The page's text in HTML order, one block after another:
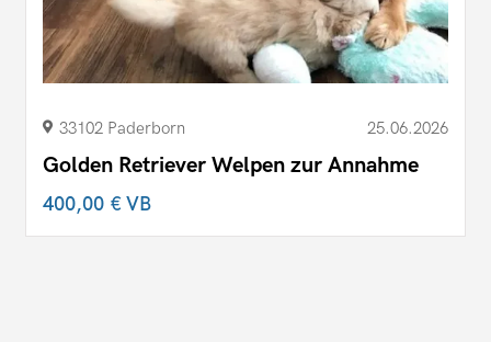
33102 Paderborn 25.06.2026
Golden Retriever Welpen zur Annahme
400,00 €VB